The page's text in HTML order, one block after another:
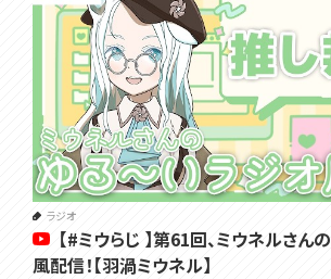
･･･････････････････････････････
✿メンバーシップ登録はこちらから✿
https://www.youtube.com/channel/
A/join
・オリジナルのスタンプが使えるよ！
・たまにメンバー限定の配信もあるよ！
･･･････････････････････････････
Twitter✿https://twitter.com/Miuneru_
（配信やコラボなどの告知はこちら）
ラジオ
【#ミウらじ 】第61回、ミウネルさ
風配信！【羽渦ミウネル】